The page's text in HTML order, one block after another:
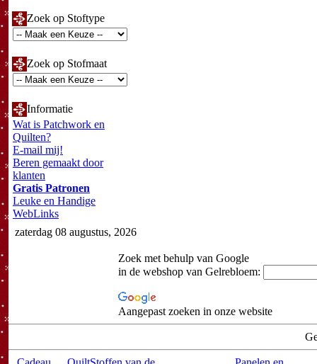
Zoek op Stoftype
Zoek op Stofmaat
Informatie
Wat is Patchwork en
Quilten?
E-mail mij!
Beren gemaakt door
klanten
Gratis Patronen
Leuke en Handige
WebLinks
zaterdag 08 augustus, 2026
Zoek met behulp van Google
in de webshop van Gelrebloem:
Aangepast zoeken in onze website